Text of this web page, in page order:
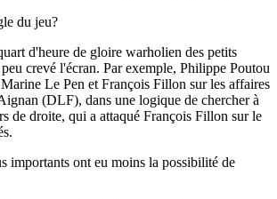
du jeu?
d'heure de gloire warholien des petits
crevé l'écran. Par exemple, Philippe Poutou
Le Pen et François Fillon sur les affaires
(DLF), dans une logique de chercher à
de droite, qui a attaqué François Fillon sur le
importants ont eu moins la possibilité de